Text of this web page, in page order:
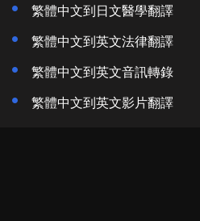
繁體中文到日文醫學翻譯
繁體中文到英文法律翻譯
繁體中文到英文音訊轉錄
繁體中文到英文影片翻譯